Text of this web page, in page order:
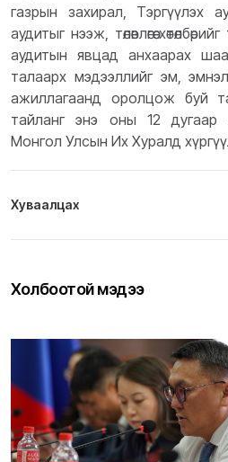
газрын захирал, Тэргүүлэх
аудитыг нээж, төлөвлөгөө
аудитын явцад анхаарах
талаарх мэдээллийг эм,
ажиллагаанд оролцож буй
тайланг энэ оны 12
Монгол Улсын Их Хуралд
Хуваалцах
Холбоотой мэдээ